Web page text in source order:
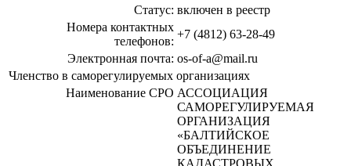
Статус: включен в реестр
Номера контактных
телефонов:
+7 (4812) 63-28-49
Электронная почта: os-of-a@mail.ru
Членство в саморегулируемых организациях
Наименование СРО АССОЦИАЦИЯ
САМОРЕГУЛИРУЕМАЯ
ОРГАНИЗАЦИЯ
«БАЛТИЙСКОЕ
ОБЪЕДИНЕНИЕ
КАДАСТРОВЫХ